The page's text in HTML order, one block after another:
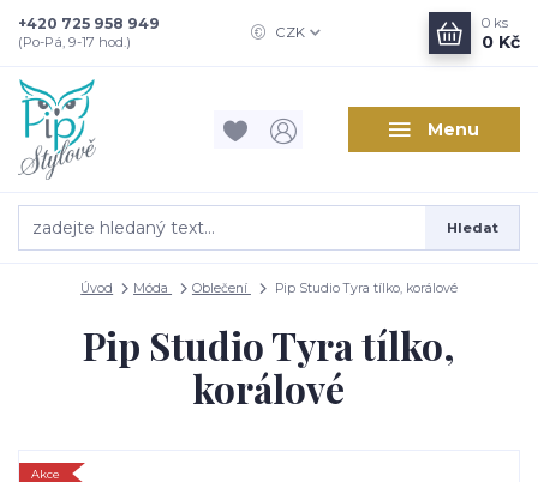
Menu
CZK
Hledat
+420 725 958 949
(Po-Pá, 9-17 hod.)
0 ks
0 Kč
Úvod Móda Oblečení Pip Studio Tyra tílko, korálové
Pip Studio Tyra tílko,
korálové
Akce